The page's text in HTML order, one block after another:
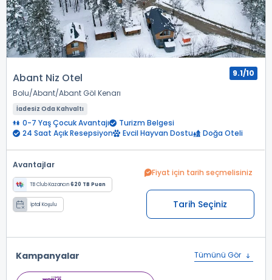
Abant Niz Otel
Bolu Abant Abant Göl Kenarı
9.1/10
İadesiz Oda Kahvaltı
0-7 Yaş Çocuk Avantajı
Turizm Belgesi
24 Saat Açık Resepsiyon
Evcil Hayvan Dostu Doğa Oteli
Avantajlar
TB Club Kazancın620 TB Puan
İptal Koşulu
Fiyat için tarih seçmelisiniz
Tarih Seçiniz
Kampanyalar Tümünü Gör